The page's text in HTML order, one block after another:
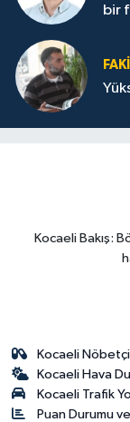
bir
Kocaeli Bakış:
Kocaeli
Kocaeli Hava
Kocaeli Trafik
Puan Durumu